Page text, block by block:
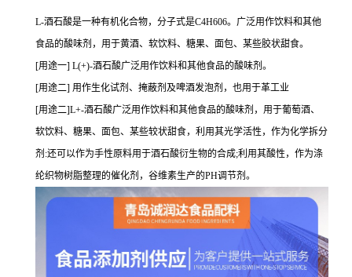
L-酒石酸是一种有机化合物，分子式是C4H606。广泛用作饮料和其他
食品的酸味剂，用于黄酒、软饮料、糖果、面包、某些胶状甜食。
[用途一] L(+)-酒石酸广泛用作饮料和其他食品的酸味剂。
[用途二] 用作生化试剂、掩蔽剂及啤酒发泡剂，也用于革工业
[用途二]L+-酒石酸广泛用作饮料和其他食品的酸味剂，用于葡萄酒、
软饮料、糖果、面包、某些较状甜食，利用其光学活性，作为化学拆分
剂:还可以作为手性原料用于酒石酸衍生物的合成;利用其酸性，作为涤
纶织物树脂整理的催化剂，谷维素生产的PH调节剂。